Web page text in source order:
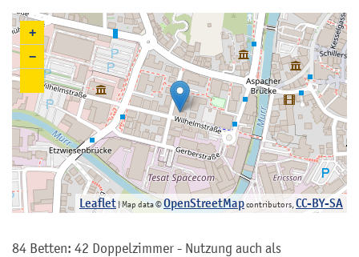
+
−
Leaflet | Map data ©OpenStreetMapcontributors, CC-BY-SA
84 Betten: 42 Doppelzimmer - Nutzung auch als